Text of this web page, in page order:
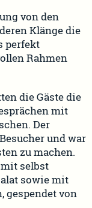
von den
Klänge die
perfekt
Rahmen
die Gäste die
mit
Der
und war
zu machen.
selbst
sowie mit
gespendet von